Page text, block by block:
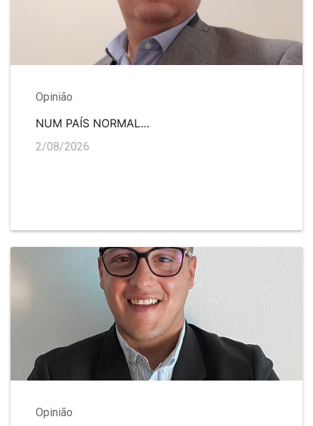
Opinião
NUM PAÍS NORMAL…
2/08/2026
Opinião